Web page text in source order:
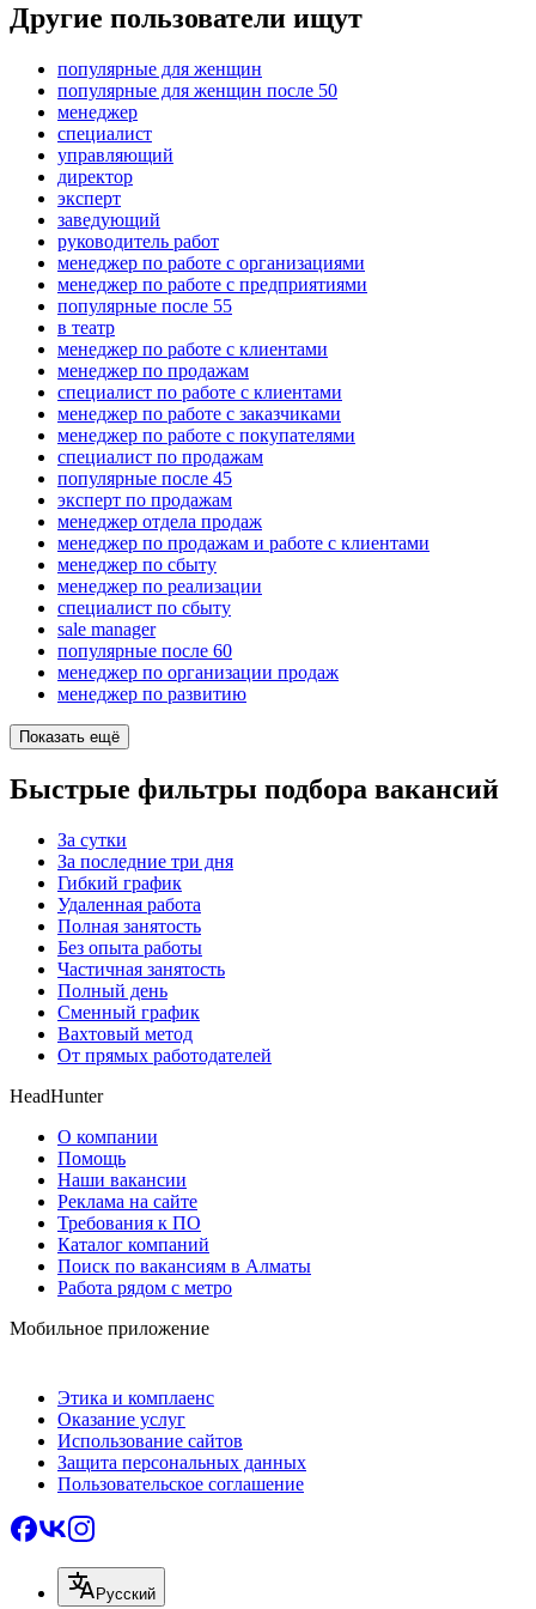
Другие пользователи ищут
популярные для женщин
популярные для женщин после 50
менеджер
специалист
управляющий
директор
эксперт
заведующий
руководитель работ
менеджер по работе с организациями
менеджер по работе с предприятиями
популярные после 55
в театр
менеджер по работе с клиентами
менеджер по продажам
специалист по работе с клиентами
менеджер по работе с заказчиками
менеджер по работе с покупателями
специалист по продажам
популярные после 45
эксперт по продажам
менеджер отдела продаж
менеджер по продажам и работе с клиентами
менеджер по сбыту
менеджер по реализации
специалист по сбыту
sale manager
популярные после 60
менеджер по организации продаж
менеджер по развитию
Показать ещё
Быстрые фильтры подбора вакансий
За сутки
За последние три дня
Гибкий график
Удаленная работа
Полная занятость
Без опыта работы
Частичная занятость
Полный день
Сменный график
Вахтовый метод
От прямых работодателей
HeadHunter
О компании
Помощь
Наши вакансии
Реклама на сайте
Требования к ПО
Каталог компаний
Поиск по вакансиям в Алматы
Работа рядом с метро
Мобильное приложение
Этика и комплаенс
Оказание услуг
Использование сайтов
Защита персональных данных
Пользовательское соглашение
Русский